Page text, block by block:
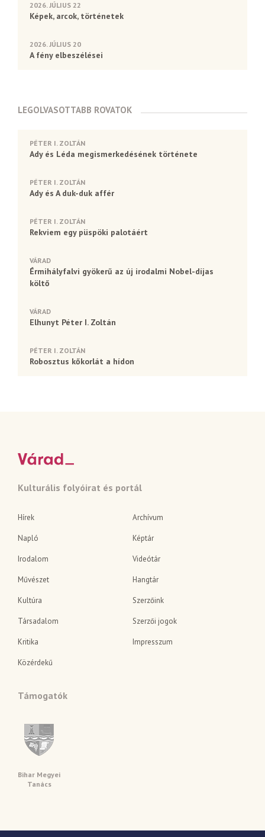
2026. JÚLIUS 22
Képek, arcok, történetek
2026. JÚLIUS 20
A fény elbeszélései
LEGOLVASOTTABB ROVATOK
PÉTER I. ZOLTÁN
Ady és Léda megismerkedésének története
PÉTER I. ZOLTÁN
Ady és A duk-duk affér
PÉTER I. ZOLTÁN
Rekviem egy püspöki palotáért
VÁRAD
Érmihályfalvi gyökerű az új irodalmi Nobel-díjas
költő
VÁRAD
Elhunyt Péter I. Zoltán
PÉTER I. ZOLTÁN
Robosztus kőkorlát a hídon
Kulturális folyóirat és portál
Hírek
Napló
Irodalom
Művészet
Kultúra
Társadalom
Kritika
Közérdekű
Archívum
Képtár
Videótár
Hangtár
Szerzőink
Szerzői jogok
Impresszum
Támogatók
Bihar Megyei
Tanács